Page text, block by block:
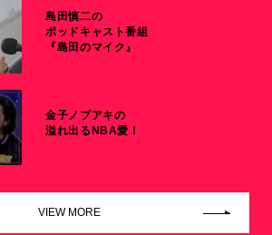
島田慎二の
ポッドキャスト番組
『島田のマイク』
金子ノブアキの
溢れ出るNBA愛！
VIEW MORE